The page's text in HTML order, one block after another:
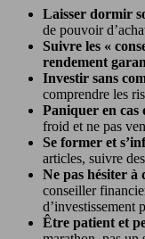
Laisser dormir
de pouvoir
Suivre les «
rendement
Investir sans
comprendre les
Paniquer en cas
froid et ne pas
Se former et
articles, suivre
Ne pas hésiter à
conseiller
d’investissement
Être patient et